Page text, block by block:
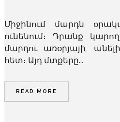
Միջինում մարդն
ունենում։ Դրանք
մարդու առօրյայի,
հետ։ Այդ մտքերը...
READ MORE